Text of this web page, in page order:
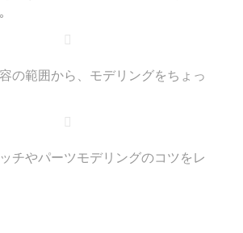
の範囲から、モデリングをちょっ
チやパーツモデリングのコツをレ